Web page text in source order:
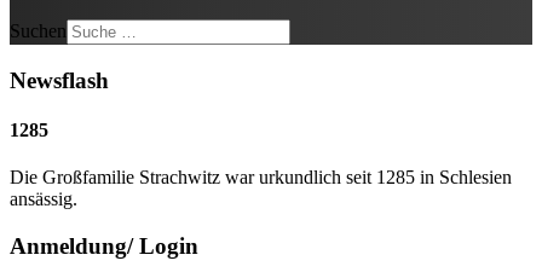
Suchen
Newsflash
1285
Die Großfamilie Strachwitz war urkundlich seit 1285 in Schlesien
ansässig.
Anmeldung/ Login